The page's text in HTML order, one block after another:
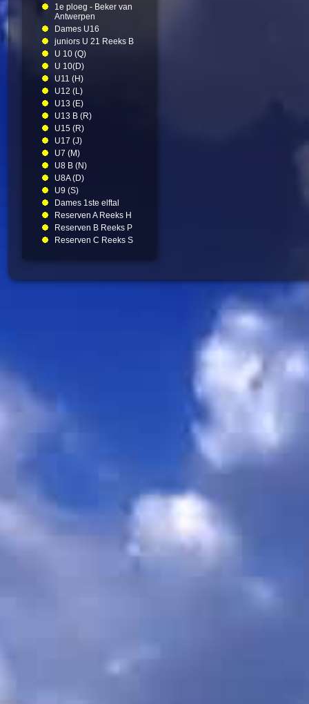
1e ploeg - Beker van
Antwerpen
Dames U16
juniors U 21 Reeks B
U 10 (Q)
U 10(D)
U11 (H)
U12 (L)
U13 (E)
U13 B (R)
U15 (R)
U17 (J)
U7 (M)
U8 B (N)
U8A (D)
U9 (S)
Dames 1ste elftal
Reserven A Reeks H
Reserven B Reeks P
Reserven C Reeks S